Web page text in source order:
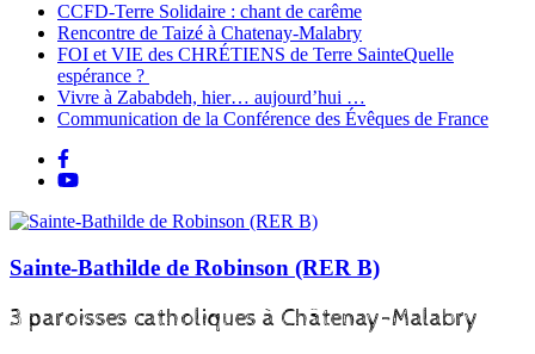
CCFD-Terre Solidaire : chant de carême
Rencontre de Taizé à Chatenay-Malabry
FOI et VIE des CHRÉTIENS de Terre SainteQuelle
espérance ?
Vivre à Zababdeh, hier… aujourd’hui …
Communication de la Conférence des Évêques de France
Sainte-Bathilde de Robinson (RER B)
3 paroisses catholiques à Châtenay-Malabry